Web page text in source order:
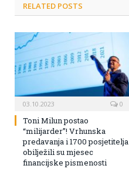
RELATED POSTS
03.10.2023 0
Toni Milun postao
“milijarder”! Vrhunska
predavanja i 1700 posjetitelja
obilježili su mjesec
financijske pismenosti